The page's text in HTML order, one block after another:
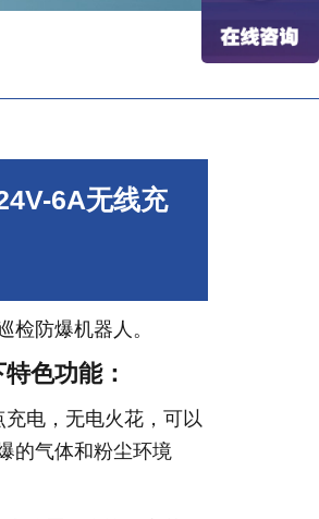
6A无线充
检防爆机器人。
色功能：
电，无电火花，可以
的气体和粉尘环境